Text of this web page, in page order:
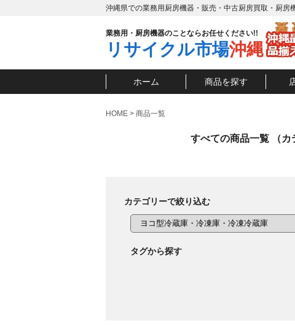
沖縄県での業務用厨房機器・販売・中古厨房買取・厨
業務用・厨房機器のことならお任せください!!
リサイクル市場沖縄
ホーム 商品を探す
HOME > 商品一覧
すべての商品一覧 （
カテゴリーで絞り込む
タグから探す